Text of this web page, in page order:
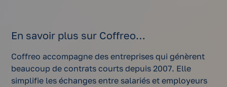
En savoir plus sur Coffreo…
Coffreo accompagne des entreprises qui génèrent
beaucoup de contrats courts depuis 2007. Elle
simplifie les échanges entre salariés et employeurs